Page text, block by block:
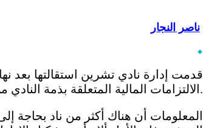
ناصر النجار
قدمت إدارة نادي تشرين استقالتها بعد
الالتزامات المالية المتعلقة بذمة النادي من رواتب وعقود مستحقة للاعبين والمدربين وكوادر النادي.
المعلومات أن هناك أكثر من ناد بحاجة